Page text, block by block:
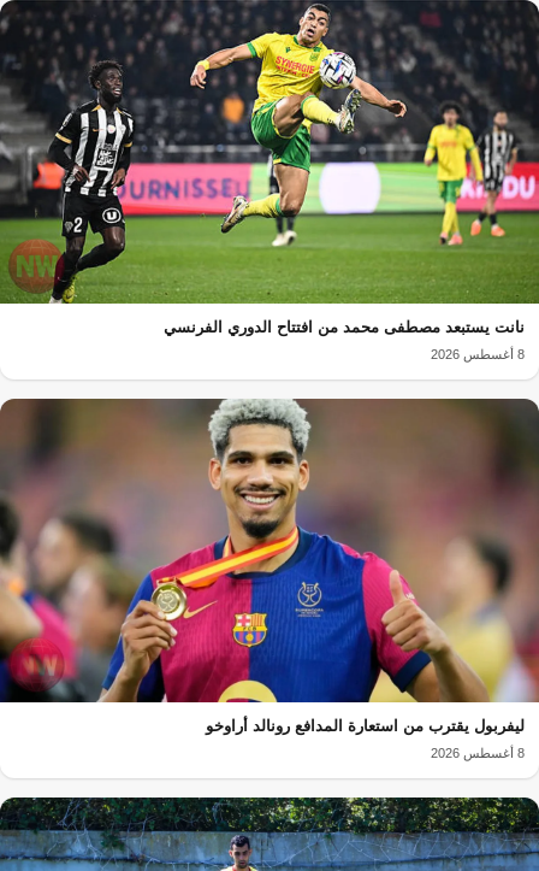
نانت يستبعد مصطفى محمد من افتتاح الدوري الفرنسي
8 أغسطس 2026
ليفربول يقترب من استعارة المدافع رونالد أراوخو
8 أغسطس 2026